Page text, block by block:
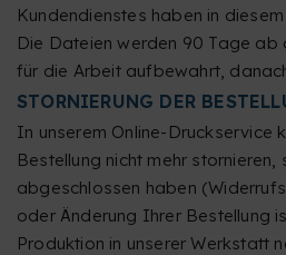
Kundendienstes haben in
Die Dateien werden 90 Tage
für die Arbeit aufbewahrt,
STORNIERUNG DER
In unserem Online-Druckservice
Bestellung nicht mehr stornieren,
abgeschlossen haben
oder Änderung Ihrer Bestellung
Produktion in unserer Werkstatt